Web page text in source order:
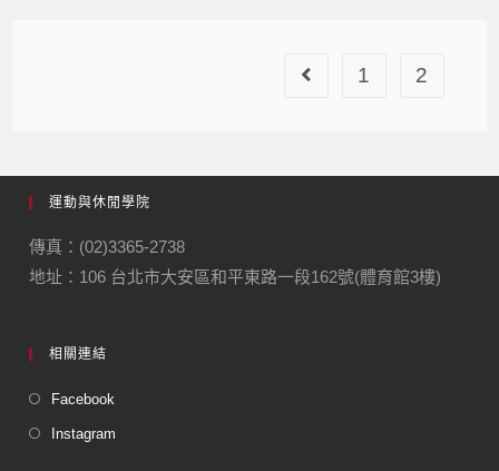
1 2
運動與休閒學院
傳真：(02)3365-2738
地址：106 台北市大安區和平東路一段162號(體育館3樓)
相關連結
Facebook
Instagram